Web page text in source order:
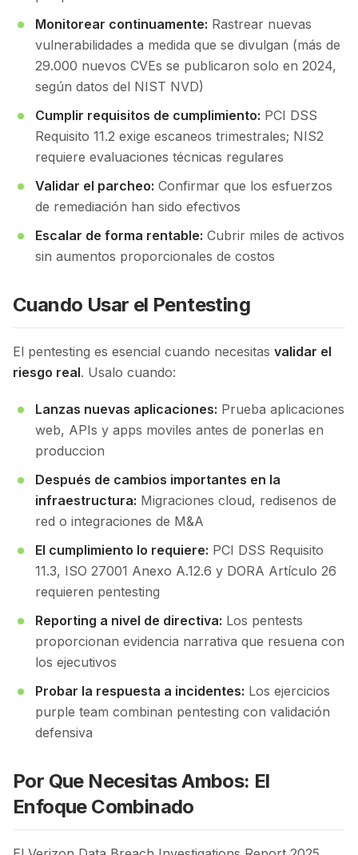
Monitorear continuamente: Rastrear nuevas
vulnerabilidades a medida que se divulgan (más de
29.000 nuevos CVEs se publicaron solo en 2024,
según datos del NIST NVD)
Cumplir requisitos de cumplimiento: PCI DSS
Requisito 11.2 exige escaneos trimestrales; NIS2
requiere evaluaciones técnicas regulares
Validar el parcheo: Confirmar que los esfuerzos
de remediación han sido efectivos
Escalar de forma rentable: Cubrir miles de activos
sin aumentos proporcionales de costos
Cuando Usar el Pentesting
El pentesting es esencial cuando necesitas validar el
riesgo real. Usalo cuando:
Lanzas nuevas aplicaciones: Prueba aplicaciones
web, APIs y apps moviles antes de ponerlas en
produccion
Después de cambios importantes en la
infraestructura: Migraciones cloud, redisenos de
red o integraciones de M&A
El cumplimiento lo requiere: PCI DSS Requisito
11.3, ISO 27001 Anexo A.12.6 y DORA Artículo 26
requieren pentesting
Reporting a nivel de directiva: Los pentests
proporcionan evidencia narrativa que resuena con
los ejecutivos
Probar la respuesta a incidentes: Los ejercicios
purple team combinan pentesting con validación
defensiva
Por Que Necesitas Ambos: El
Enfoque Combinado